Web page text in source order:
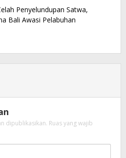
Penyelundupan Satwa,
Bali Awasi Pelabuhan
dipublikasikan. Ruas yang wajib